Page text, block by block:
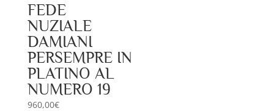
FEDE
NUZIALE
DAMIANI
PERSEMPRE IN
PLATINO AL
NUMERO 19
960,00€